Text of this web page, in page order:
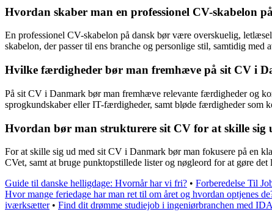
Hvordan skaber man en professionel CV-skabelon
En professionel CV-skabelon på dansk bør være overskuelig,
skabelon, der passer til ens branche og personlige stil, samtidig
Hvilke færdigheder bør man fremhæve på sit CV i
På sit CV i Danmark bør man fremhæve relevante færdigheder og
sprogkundskaber eller IT-færdigheder, samt bløde færdigheder som
Hvordan bør man strukturere sit CV for at skille sig
For at skille sig ud med sit CV i Danmark bør man fokusere på en
CVet, samt at bruge punktopstillede lister og nøgleord for at gøre
Guide til danske helligdage: Hvornår har vi fri? • Forberedelse Til
Hvor mange feriedage har man ret til om året og hvordan optjenes
iværksætter• Find dit drømme studiejob i ingeniørbranchen med